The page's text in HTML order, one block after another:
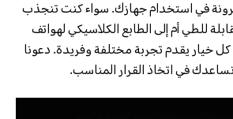
في استخدام جهازك. سواء كنت تنجذب
للطي أم إلى الطابع الكلاسيكي لهواتف
كل خيار يقدم تجربة مختلفة وفريدة. دعونا
في اتخاذ القرار المناسب.